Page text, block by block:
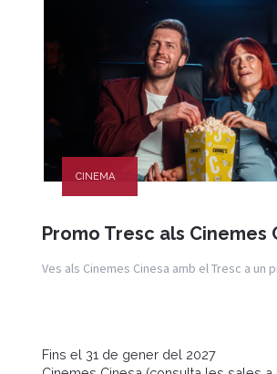
CINEMA
Promo Tresc als Cinemes
Ves als Cinemes Cinesa amb el Tresc a un
Fins el 31 de gener del 2027